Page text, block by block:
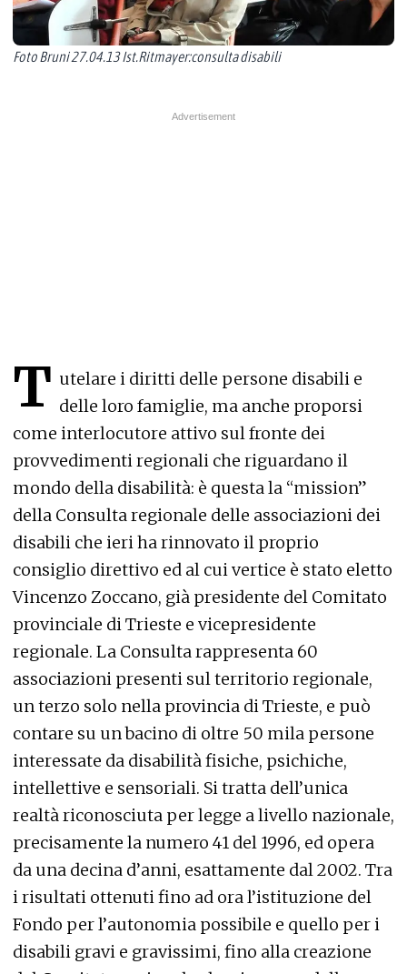
Foto Bruni 27.04.13 Ist.Ritmayer:consulta disabili
T utelare i diritti delle persone disabili e
delle loro famiglie, ma anche proporsi
come interlocutore attivo sul fronte dei
provvedimenti regionali che riguardano il
mondo della disabilità: è questa la “mission”
della Consulta regionale delle associazioni dei
disabili che ieri ha rinnovato il proprio
consiglio direttivo ed al cui vertice è stato eletto
Vincenzo Zoccano, già presidente del Comitato
provinciale di Trieste e vicepresidente
regionale. La Consulta rappresenta 60
associazioni presenti sul territorio regionale,
un terzo solo nella provincia di Trieste, e può
contare su un bacino di oltre 50 mila persone
interessate da disabilità fisiche, psichiche,
intellettive e sensoriali. Si tratta dell’unica
realtà riconosciuta per legge a livello nazionale,
precisamente la numero 41 del 1996, ed opera
da una decina d’anni, esattamente dal 2002. Tra
i risultati ottenuti fino ad ora l’istituzione del
Fondo per l’autonomia possibile e quello per i
disabili gravi e gravissimi, fino alla creazione